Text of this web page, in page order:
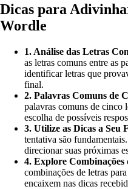
Dicas para
Wordle
1. Análise das Letras
as letras comuns entre as
identificar letras que
final.
2. Palavras Comuns de
palavras comuns de cinco
escolha de possíveis
3. Utilize as Dicas a Seu
tentativa são
direcionar suas próximas
4. Explore Combinações
combinações de letras
encaixem nas dicas